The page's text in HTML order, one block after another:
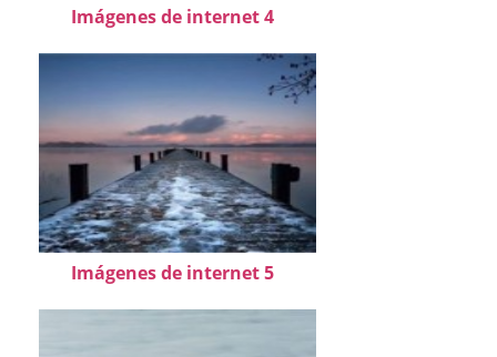
Imágenes de internet 4
Imágenes de internet 5